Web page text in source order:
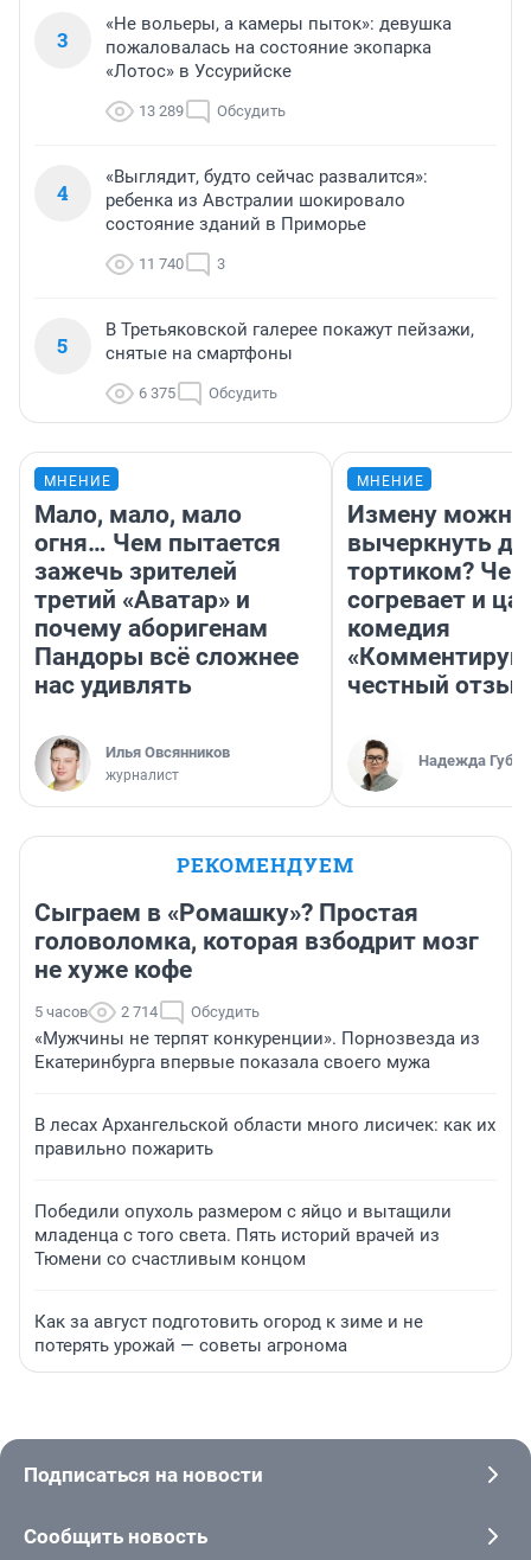
3
«Не вольеры, а камеры пыток»: девушка
пожаловалась на состояние экопарка
«Лотос» в Уссурийске
13 289 Обсудить
4
«Выглядит, будто сейчас развалится»:
ребенка из Австралии шокировало
состояние зданий в Приморье
11 740 3
5
В Третьяковской галерее покажут пейзажи,
снятые на смартфоны
6 375 Обсудить
МНЕНИЕ
Мало, мало, мало
огня… Чем пытается
зажечь зрителей
третий «Аватар» и
почему аборигенам
Пандоры всё сложнее
нас удивлять
Илья Овсянников
журналист
МНЕНИЕ
Измену можно
вычеркнуть
тортиком? Чем
согревает и
комедия
«Комментируй
честный отзыв
Надежда
РЕКОМЕНДУЕМ
Сыграем в «Ромашку»? Простая
головоломка, которая взбодрит мозг
не хуже кофе
5 часов 2 714 Обсудить
«Мужчины не терпят конкуренции». Порнозвезда из
Екатеринбурга впервые показала своего мужа
В лесах Архангельской области много лисичек: как их
правильно пожарить
Победили опухоль размером с яйцо и вытащили
младенца с того света. Пять историй врачей из
Тюмени со счастливым концом
Как за август подготовить огород к зиме и не
потерять урожай — советы агронома
Подписаться на новости
Сообщить новость